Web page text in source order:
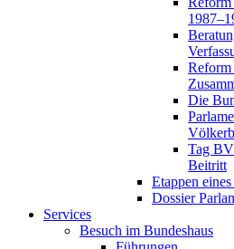
Reform
Die
Tag
Beitritt
Etappen eines
Dossier
Services
Besuch im Bundeshaus